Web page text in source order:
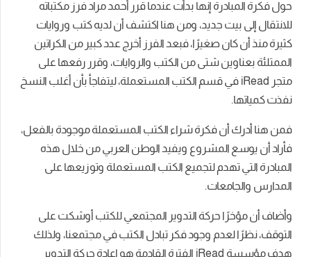
حول فكرة المبادرة إنها بدأت عندما قرر أحمد مراد فرز مكتباته
للانتقال إلى بيت جديد، ومن هنا اكتشف أن لديه كتب وروايات
كثيرة منذ أن كان صغيرًا، فبعد الفرز أخرج عدد كبير من الكراتين
الممتلئة بعناوين شتى من الكتب والروايات، وقرر رفعها على
متجر iRead في قسم الكتب المستعملة، ليتفاجأ بأن أغلب النسخ
نفذت كمياتها.
فمن هنا أدرك أن فكرة شراء الكتب المستعملة موجودة بالفعل،
فأراد أن يوسع المشروع ويفيد الوطن العربي من خلال هذه
المبادرة التي تهدم لتجميع الكتب المستعملة وتوزيعها على
المدارس والجامعات.
وأضاف أن مؤخرًا حركة التدوير المجتمعي للكتب أوشكت على
التوقف، نظرًا لعدم وجود فكر تبادل الكتب في مجتمعنا، ولذلك
هدف مؤسسة iRead الفترة القادمة هو إعادة حركة التدوير